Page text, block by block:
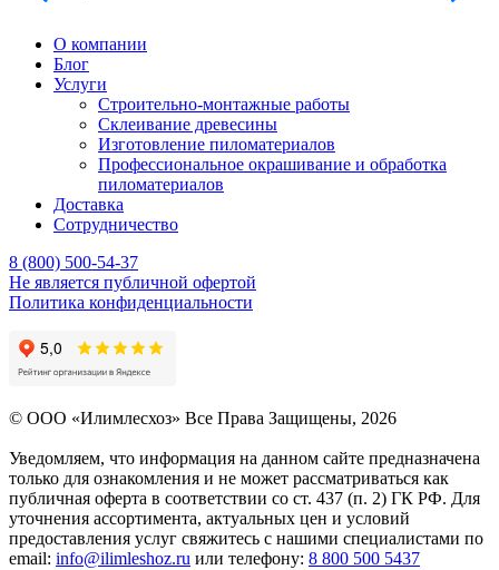
О компании
Блог
Услуги
Строительно-монтажные работы
Склеивание древесины
Изготовление пиломатериалов
Профессиональное окрашивание и обработка
пиломатериалов
Доставка
Сотрудничество
8 (800) 500-54-37
Не является публичной офертой
Политика конфиденциальности
© OOO «Илимлесхоз» Все Права Защищены, 2026
Уведомляем, что информация на данном сайте предназначена
только для ознакомления и не может рассматриваться как
публичная оферта в соответствии со ст. 437 (п. 2) ГК РФ. Для
уточнения ассортимента, актуальных цен и условий
предоставления услуг свяжитесь с нашими специалистами по
email: info@ilimleshoz.ru или телефону: 8 800 500 5437